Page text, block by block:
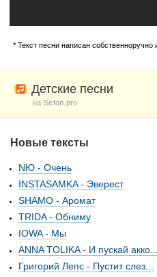
* Текст песни написан собственноручно
Детские песни
на Sefon.pro
Новые тексты
NЮ - Очень
INSTASAMKA - Эверест
SHAMO - Аромат
TRIDA - Обниму
IOWA - Мы
ANNA TOLIKA - И пускай акко...
Григорий Лепс - Пустит слез...